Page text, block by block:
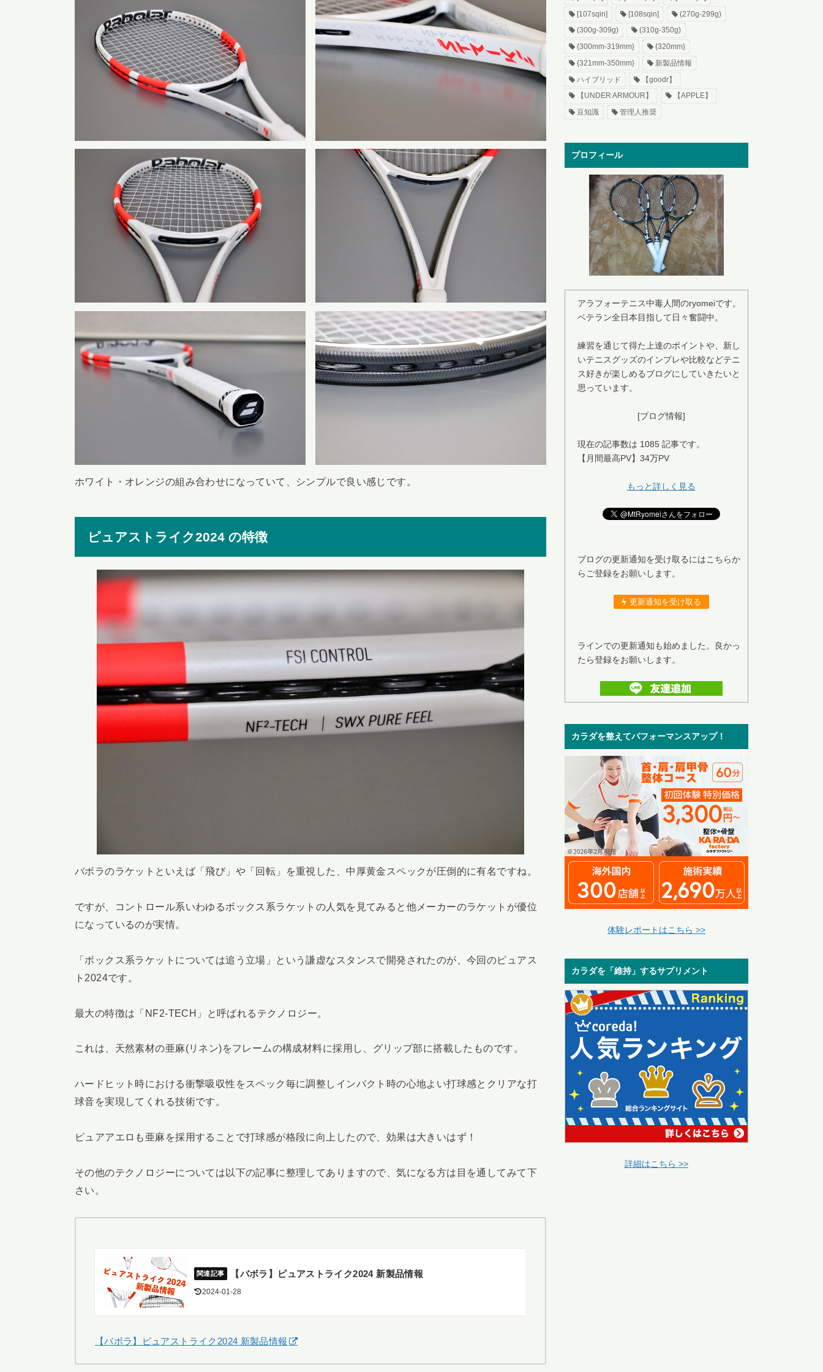
ホワイト・オレンジの組み合わせになっていて、シンプルで良い感じです。
ピュアストライク2024 の特徴
バボラのラケットといえば「飛び」や「回転」を重視した、中厚黄金スペックが圧倒的に有名ですね。
ですが、コントロール系いわゆるボックス系ラケットの人気を見てみると他メーカーのラケットが優位
になっているのが実情。
「ボックス系ラケットについては追う立場」という謙虚なスタンスで開発されたのが、今回のピュアス
ト2024です。
最大の特徴は「NF2-TECH」と呼ばれるテクノロジー。
これは、天然素材の亜麻(リネン)をフレームの構成材料に採用し、グリップ部に搭載したものです。
ハードヒット時における衝撃吸収性をスペック毎に調整しインパクト時の心地よい打球感とクリアな打
球音を実現してくれる技術です。
ピュアアエロも亜麻を採用することで打球感が格段に向上したので、効果は大きいはず！
その他のテクノロジーについては以下の記事に整理してありますので、気になる方は目を通してみて下
さい。
【バボラ】ピュアストライク2024 新製品情報
2024-01-28
【バボラ】ピュアストライク2024 新製品情報
[107sqin]
[108sqin]
(270g-299g)
(300g-309g)
(310g-350g)
{300mm-319mm}
{320mm}
{321mm-350mm}
新製品情報
ハイブリッド
【goodr】
【UNDER ARMOUR】
【APPLE】
豆知識
管理人推奨
プロフィール
アラフォーテニス中毒人間のryomeiです。
ベテラン全日本目指して日々奮闘中。
練習を通じて得た上達のポイントや、新し
いテニスグッズのインプレや比較などテニ
ス好きが楽しめるブログにしていきたいと
思っています。
[ブログ情報]
現在の記事数は 1085 記事です。
【月間最高PV】34万PV
もっと詳しく見る
ブログの更新通知を受け取るにはこちらか
らご登録をお願いします。
更新通知を受け取る
ラインでの更新通知も始めました。良かっ
たら登録をお願いします。
カラダを整えてパフォーマンスアップ！
体験レポートはこちら >>
カラダを「維持」するサプリメント
詳細はこちら >>